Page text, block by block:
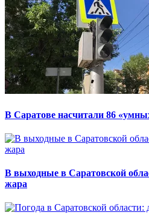
В Саратове насчитали 86
В выходные в Саратовской
жара